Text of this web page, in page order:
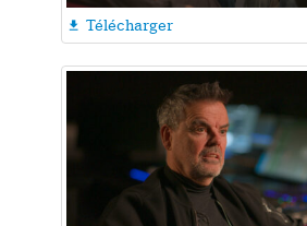
 Télécharger